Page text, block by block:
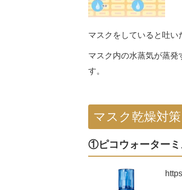
マスクをしていると吐い
マスク内の水蒸気が蒸発
す。
マスク乾燥対策
①ピコウォーター